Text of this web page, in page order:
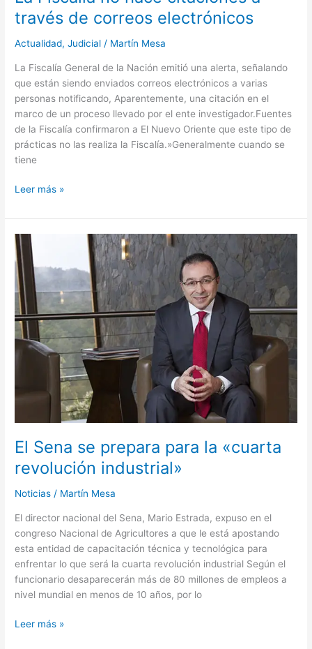
través de correos electrónicos
Actualidad,Judicial / Martín Mesa
La Fiscalía General de la Nación emitió una alerta, señalando
que están siendo enviados correos electrónicos a varias
personas notificando, Aparentemente, una citación en el
marco de un proceso llevado por el ente investigador.Fuentes
de la Fiscalía confirmaron a El Nuevo Oriente que este tipo de
prácticas no las realiza la Fiscalía.»Generalmente cuando se
tiene
Leer más »
El Sena se prepara para la «cuarta
revolución industrial»
Noticias / Martín Mesa
El director nacional del Sena, Mario Estrada, expuso en el
congreso Nacional de Agricultores a que le está apostando
esta entidad de capacitación técnica y tecnológica para
enfrentar lo que será la cuarta revolución industrial Según el
funcionario desaparecerán más de 80 millones de empleos a
nivel mundial en menos de 10 años, por lo
El
Sena
se
prepara
para
la
«cuarta
revolución
Leer más »